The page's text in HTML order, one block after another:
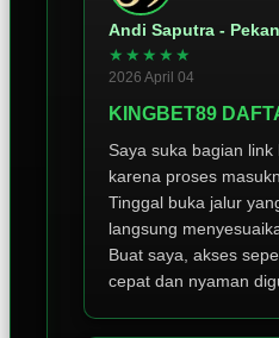
Andi Saputra -
★★★★★
2026 April 04
KINGBET89
Saya suka bagian link
karena proses
Tinggal buka jalur
langsung
Buat saya, akses
cepat dan nyaman